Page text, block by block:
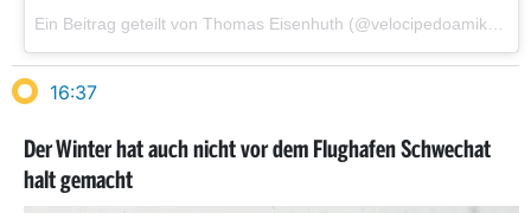
Ein Beitrag geteilt von Thomas Eisenhuth (@velocipedoamiko) am
16:37
Der Winter hat auch nicht vor dem Flughafen Schwechat
halt gemacht